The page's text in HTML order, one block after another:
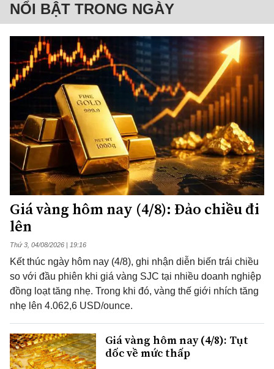
NỔI BẬT TRONG NGÀY
Giá vàng hôm nay (4/8): Đảo chiều đi
lên
Thứ 3, 04/08/2026 | 19:16
Kết thúc ngày hôm nay (4/8), ghi nhận diễn biến trái chiều
so với đầu phiên khi giá vàng SJC tại nhiều doanh nghiệp
đồng loạt tăng nhẹ. Trong khi đó, vàng thế giới nhích tăng
nhẹ lên 4.062,6 USD/ounce.
Giá vàng hôm nay (4/8): Tụt
dốc về mức thấp